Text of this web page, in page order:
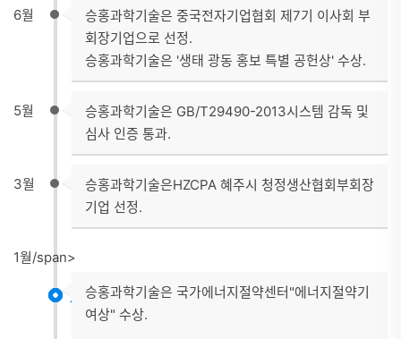
6월
승홍과학기술은 중국전자기업협회 제7기 이사회 부
회장기업으로 선정.
승홍과학기술은 '생태 광동 홍보 특별 공헌상' 수상.
5월
승홍과학기술은 GB/T29490-2013시스템 감독 및
심사 인증 통과.
3월
승홍과학기술은HZCPA 혜주시 청정생산협회부회장
기업 선정.
1월/span>
승홍과학기술은 국가에너지절약센터"에너지절약기
여상" 수상.
2015